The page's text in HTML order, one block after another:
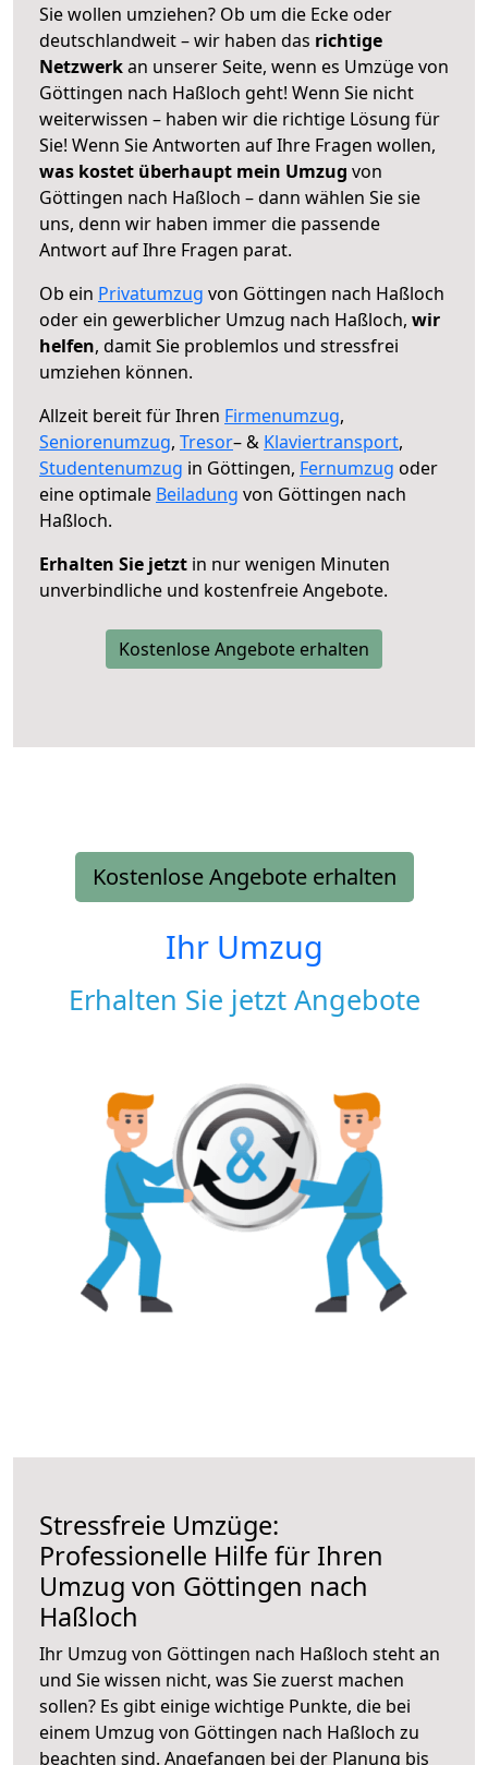
Sie wollen umziehen? Ob um die Ecke oder
deutschlandweit – wir haben das richtige
Netzwerkan unserer Seite, wenn es Umzüge von
Göttingen nach Haßloch geht! Wenn Sie nicht
weiterwissen – haben wir die richtige Lösung für
Sie! Wenn Sie Antworten auf Ihre Fragen wollen,
was kostet überhaupt mein Umzug von
Göttingen nach Haßloch – dann wählen Sie sie
uns, denn wir haben immer die passende
Antwort auf Ihre Fragen parat.
Ob ein Privatumzug von Göttingen nach Haßloch
oder ein gewerblicher Umzug nach Haßloch, wir
helfen, damit Sie problemlos und stressfrei
umziehen können.
Allzeit bereit für Ihren Firmenumzug,
Seniorenumzug, Tresor– & Klaviertransport,
Studentenumzug in Göttingen, Fernumzug oder
eine optimale Beiladung von Göttingen nach
Haßloch.
Erhalten Sie jetzt in nur wenigen Minuten
unverbindliche und kostenfreie Angebote.
Kostenlose Angebote erhalten
Kostenlose Angebote erhalten
Ihr Umzug
Erhalten Sie jetzt Angebote
Stressfreie Umzüge:
Professionelle Hilfe für Ihren
Umzug von Göttingen nach
Haßloch
Ihr Umzug von Göttingen nach Haßloch steht an
und Sie wissen nicht, was Sie zuerst machen
sollen? Es gibt einige wichtige Punkte, die bei
einem Umzug von Göttingen nach Haßloch zu
beachten sind. Angefangen bei der Planung bis